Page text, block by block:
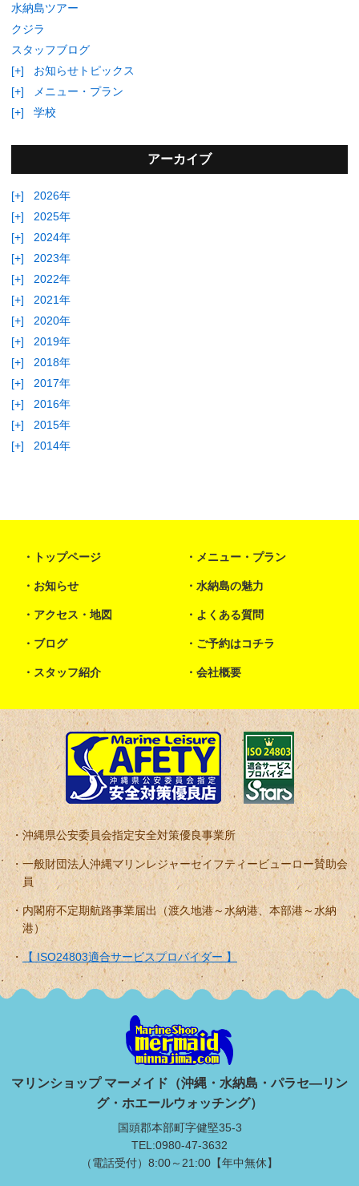
水納島ツアー
クジラ
スタッフブログ
[+]
お知らせトピックス
[+]
メニュー・プラン
[+]
学校
アーカイブ
[+]
2026年
[+]
2025年
[+]
2024年
[+]
2023年
[+]
2022年
[+]
2021年
[+]
2020年
[+]
2019年
[+]
2018年
[+]
2017年
[+]
2016年
[+]
2015年
[+]
2014年
トップページ メニュー・プラン
お知らせ 水納島の魅力
アクセス・地図 よくある質問
ブログ ご予約はコチラ
スタッフ紹介 会社概要
沖縄県公安委員会指定安全対策優良事業所
一般財団法人沖縄マリンレジャーセイフティービューロー賛助会
員
内閣府不定期航路事業届出（渡久地港～水納港、本部港～水納
港）
【 ISO24803適合サービスプロバイダー 】
マリンショップ マーメイド（沖縄・水納島・パラセ―リン
グ・ホエールウォッチング）
国頭郡本部町字健堅35-3
TEL:0980-47-3632
（電話受付）8:00～21:00【年中無休】